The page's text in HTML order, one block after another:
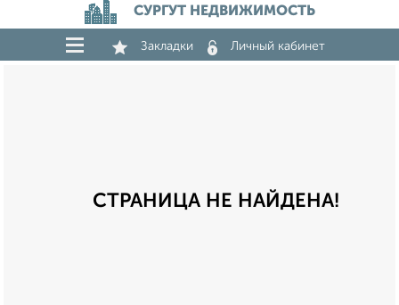
СУРГУТ НЕДВИЖИМОСТЬ
Закладки Личный кабинет
СТРАНИЦА НЕ НАЙДЕНА!